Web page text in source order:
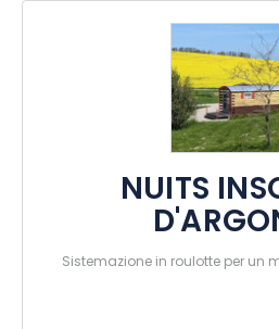
NUITS
Sistemazione in roulotte per un